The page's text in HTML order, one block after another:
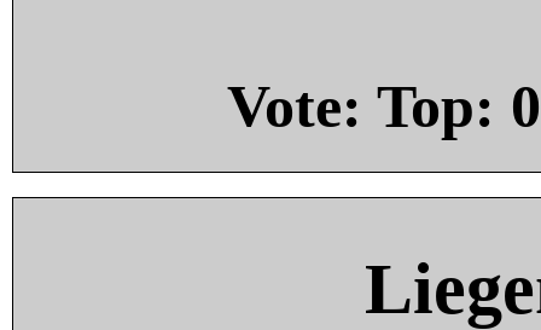
Vote: Top: 0